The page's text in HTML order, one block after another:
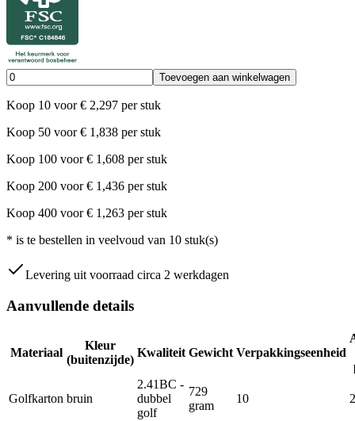
Toevoegen aan winkelwagen
Koop 10 voor € 2,297 per stuk
Koop 50 voor € 1,838 per stuk
Koop 100 voor € 1,608 per stuk
Koop 200 voor € 1,436 per stuk
Koop 400 voor € 1,263 per stuk
* is te bestellen in veelvoud van 10 stuk(s)
Levering uit voorraad circa 2 werkdagen
Aanvullende details
Materiaal
Kleur
(buitenzijde)
Kwaliteit Gewicht Verpakkingseenheid
Golfkarton bruin
2.41BC -
dubbel
golf
729
gram
10